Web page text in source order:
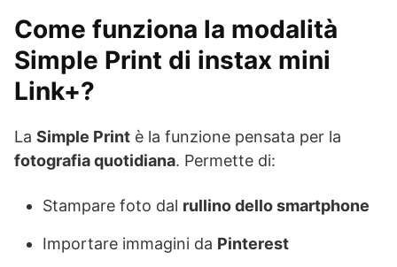
Come funziona la modalità
Simple Print di instax mini
Link+?
La Simple Print è la funzione pensata per la
fotografia quotidiana. Permette di:
Stampare foto dal rullino dello smartphone
Importare immagini da Pinterest